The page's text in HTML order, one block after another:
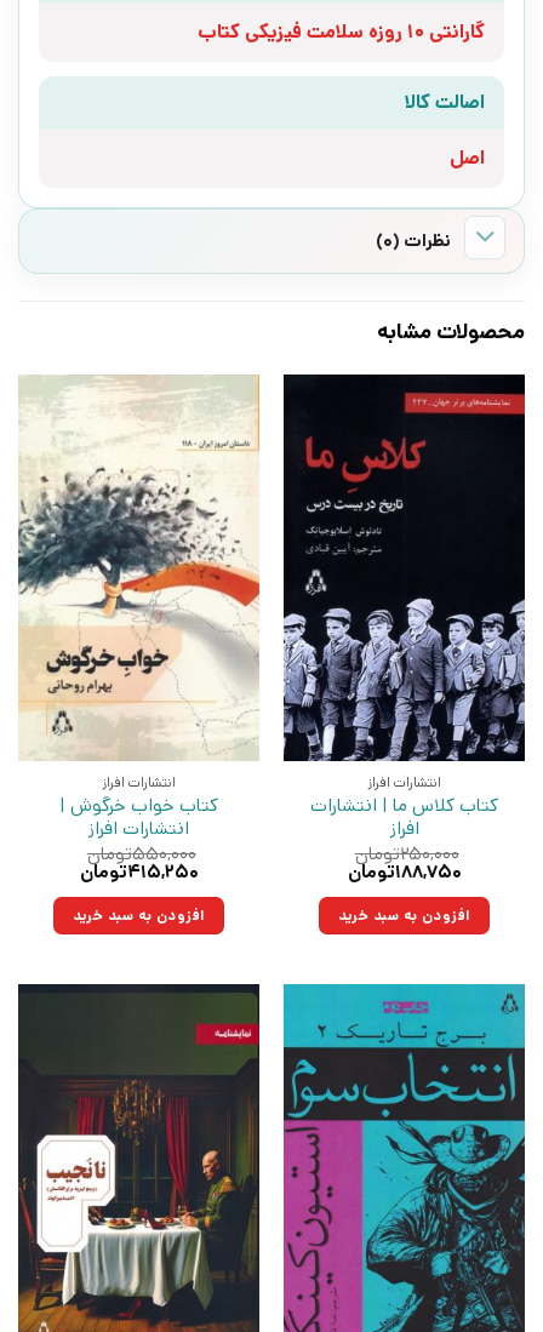
گارانتی 10 روزه سلامت فیزیکی کتاب
اصالت کالا
اصل
نظرات (0)
محصولات مشابه
انتشارات افراز
کتاب کلاس ما | انتشارات
افراز
۲۵۰,۰۰۰تومان
قیمت
۲۵۰,۰۰۰تومان
بود.
۱۸۸,۷۵۰تومان
۱۸۸,۷۵۰تومان.افزودن به سبد خرید
انتشارات افراز
کتاب خواب خرگوش |
انتشارات افراز
۵۵۰,۰۰۰تومان
قیمت
۵۵۰,۰۰۰تومان
بود.
۴۱۵,۲۵۰تومان
۴۱۵,۲۵۰تومان.افزودن به سبد خرید